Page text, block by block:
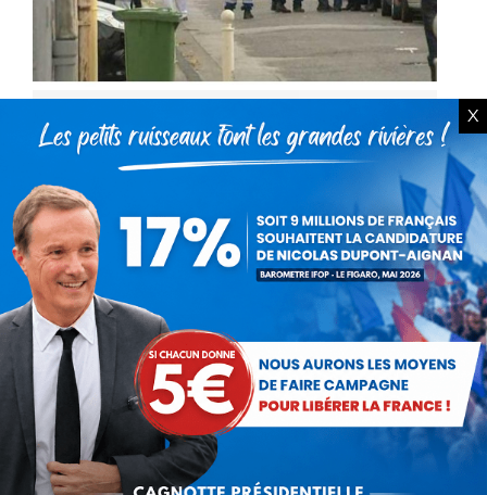
Toulon : Nicolas Dupont-Aignan
demande le rétablissement des
contrôles à tous les postes
frontières et la suppression
définitive de Schengen
Communiqués
Nicolas Dupont-Aignan
23 novembre 2015
Un douanier a trouvé la mort ce lundi matin lors
d’une intervention dans le quartier Saint-Jean-
du-Var à Toulon (Var). Un homme surveillé par
le service des Douanes aurait ouvert le…
X